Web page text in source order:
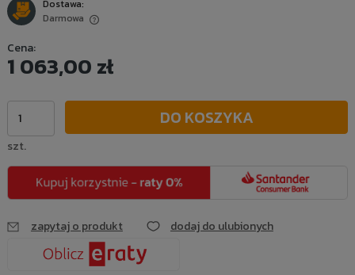
Dostawa:
Darmowa
Cena:
1 063,00 zł
szt.
DO KOSZYKA
zapytaj o produkt dodaj do ulubionych